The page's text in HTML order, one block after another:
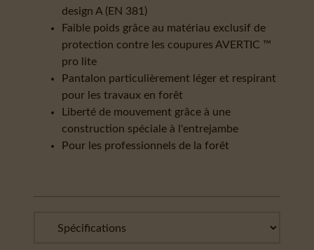
design A (EN 381)
Faible poids grâce au matériau exclusif de
protection contre les coupures AVERTIC ™
pro lite
Pantalon particulièrement léger et respirant
pour les travaux en forêt
Liberté de mouvement grâce à une
construction spéciale à l'entrejambe
Pour les professionnels de la forêt